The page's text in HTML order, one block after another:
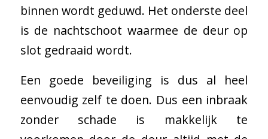
binnen wordt geduwd. Het onderste deel
is de nachtschoot waarmee de deur op
slot gedraaid wordt.
Een goede beveiliging is dus al heel
eenvoudig zelf te doen. Dus een inbraak
zonder schade is makkelijk te